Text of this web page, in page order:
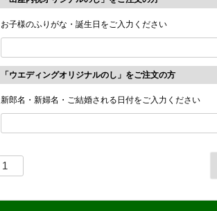
お子様のふりがな・誕生日をご入力ください
「ウエディングオリジナルのし」をご注文の方
新郎名・新婦名・ご結婚される日付をご入力ください